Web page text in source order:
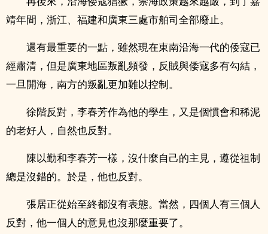
靖年間，浙江、福建和廣東三處市舶司全部廢止。
還有最重要的一點，雖然現在東南沿海一代的倭寇已
經肅清，但是廣東地區叛亂頻發，反賊與倭寇多有勾結，
一旦開海，南方的叛亂更加難以控制。
徐階反對，李春芳作為他的學生，又是個慣會和稀泥
的老好人，自然也反對。
陳以勤和李春芳一樣，沒什麼自己的主見，遵從祖制
總是沒錯的。於是，他也反對。
張居正從始至終都沒有表態。當然，四個人有三個人
反對，他一個人的意見也沒那麼重要了。